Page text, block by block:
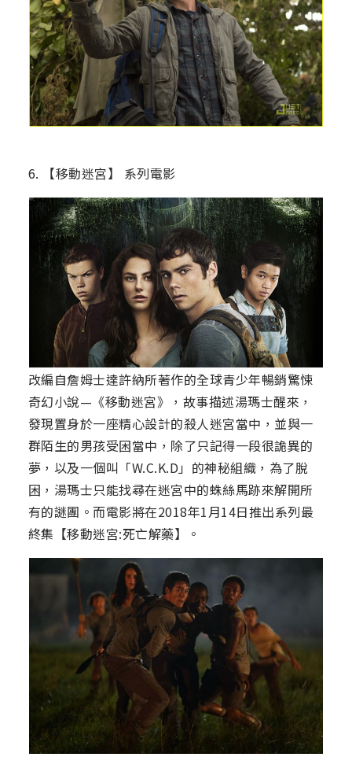
6. 【移動迷宮】 系列電影
改編自詹姆士達許納所著作的全球青少年暢銷驚悚
奇幻小說—《移動迷宮》，故事描述湯瑪士醒來，
發現置身於一座精心設計的殺人迷宮當中，並與一
群陌生的男孩受困當中，除了只記得一段很詭異的
夢，以及一個叫「W.C.K.D」的神秘組織，為了脫
困，湯瑪士只能找尋在迷宮中的蛛絲馬跡來解開所
有的謎團。而電影將在2018年1月14日推出系列最
終集【移動迷宮:死亡解藥】。